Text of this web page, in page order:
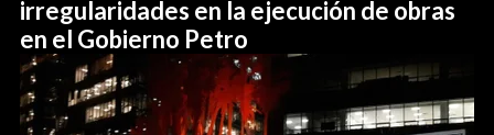
irregularidades en la ejecución de obras
en el Gobierno Petro